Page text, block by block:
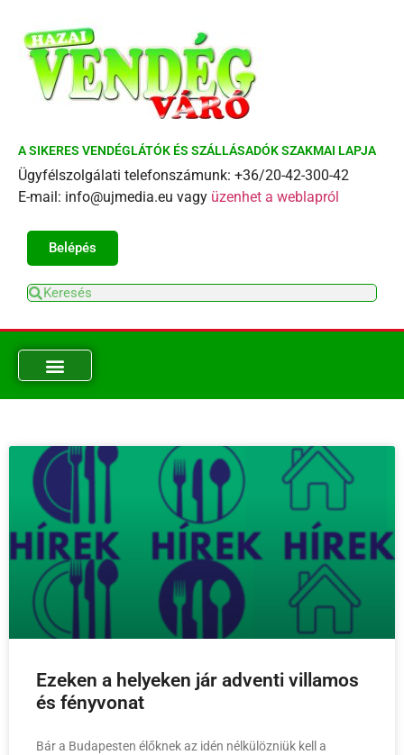
A SIKERES VENDÉGLÁTÓK ÉS SZÁLLÁSADÓK SZAKMAI LAPJA
Ügyfélszolgálati telefonszámunk: +36/20-42-300-42
E-mail: info@ujmedia.eu vagy üzenhet a weblapról
Belépés
Ezeken a helyeken jár adventi villamos
és fényvonat
Bár a Budapesten élőknek az idén nélkülözniük kell a